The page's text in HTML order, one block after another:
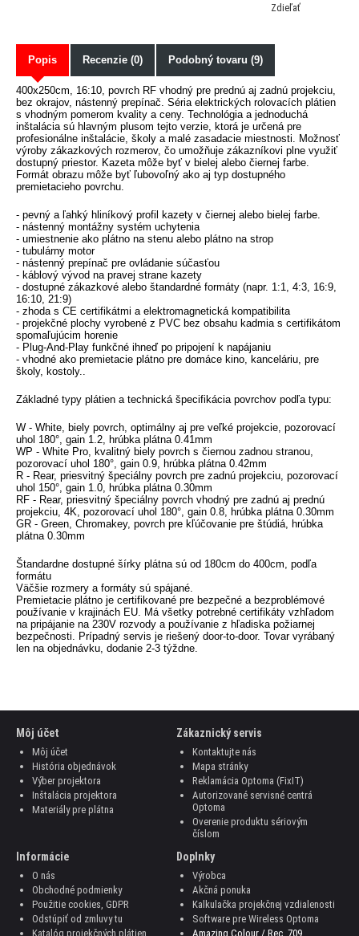
Zdieľať
Popis Recenzie (0) Podobný tovaru (9)
400x250cm, 16:10, povrch RF vhodný pre prednú aj zadnú projekciu,
bez okrajov, nástenný prepínač. Séria elektrických rolovacích plátien
s vhodným pomerom kvality a ceny. Technológia a jednoduchá
inštalácia sú hlavným plusom tejto verzie, ktorá je určená pre
profesionálne inštalácie, školy a malé zasadacie miestnosti. Možnosť
výroby zákazkových rozmerov, čo umožňuje zákazníkovi plne využiť
dostupný priestor. Kazeta môže byť v bielej alebo čiernej farbe.
Formát obrazu môže byť ľubovoľný ako aj typ dostupného
premietacieho povrchu.
- pevný a ľahký hliníkový profil kazety v čiernej alebo bielej farbe.
- nástenný montážny systém uchytenia
- umiestnenie ako plátno na stenu alebo plátno na strop
- tubulárny motor
- nástenný prepínač pre ovládanie súčasťou
- káblový vývod na pravej strane kazety
- dostupné zákazkové alebo štandardné formáty (napr. 1:1, 4:3, 16:9,
16:10, 21:9)
- zhoda s CE certifikátmi a elektromagnetická kompatibilita
- projekčné plochy vyrobené z PVC bez obsahu kadmia s certifikátom
spomaľujúcim horenie
- Plug-And-Play funkčné ihneď po pripojení k napájaniu
- vhodné ako premietacie plátno pre domáce kino, kanceláriu, pre
školy, kostoly..
Základné typy plátien a technická špecifikácia povrchov podľa typu:
W - White, biely povrch, optimálny aj pre veľké projekcie, pozorovací
uhol 180°, gain 1.2, hrúbka plátna 0.41mm
WP - White Pro, kvalitný biely povrch s čiernou zadnou stranou,
pozorovací uhol 180°, gain 0.9, hrúbka plátna 0.42mm
R - Rear, priesvitný špeciálny povrch pre zadnú projekciu, pozorovací
uhol 150°, gain 1.0, hrúbka plátna 0.30mm
RF - Rear, priesvitný špeciálny povrch vhodný pre zadnú aj prednú
projekciu, 4K, pozorovací uhol 180°, gain 0.8, hrúbka plátna 0.30mm
GR - Green, Chromakey, povrch pre kľúčovanie pre štúdiá, hrúbka
plátna 0.30mm
Štandardne dostupné šírky plátna sú od 180cm do 400cm, podľa
formátu
Väčšie rozmery a formáty sú spájané.
Premietacie plátno je certifikované pre bezpečné a bezproblémové
používanie v krajinách EU. Má všetky potrebné certifikáty vzhľadom
na pripájanie na 230V rozvody a používanie z hľadiska požiarnej
bezpečnosti. Prípadný servis je riešený door-to-door. Tovar vyrábaný
len na objednávku, dodanie 2-3 týždne.
Môj účet
Môj účet
História objednávok
Výber projektora
Inštalácia projektora
Materiály pre plátna
Zákaznický servis
Kontaktujte nás
Mapa stránky
Reklamácia Optoma (FixIT)
Autorizované servisné centrá
Optoma
Overenie produktu sériovým
číslom
Informácie
O nás
Obchodné podmienky
Použitie cookies, GDPR
Odstúpiť od zmluvy tu
Katalóg projekčných plátien
Doplnky
Výrobca
Akčná ponuka
Kalkulačka projekčnej vzdialenosti
Software pre Wireless Optoma
Amazing Colour / Rec .709